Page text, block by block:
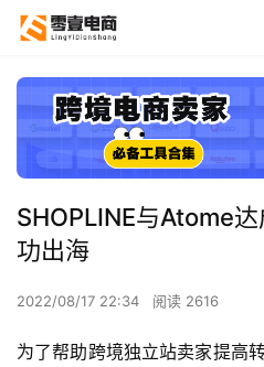
SHOPLINE与Atome
功出海
2022/08/17 22:34 阅读 2616
为了帮助跨境独立站卖家提高